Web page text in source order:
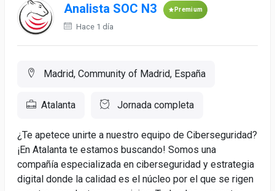
Analista SOC N3 Premium
Hace 1 día
Madrid, Community of Madrid, España
Atalanta Jornada completa
¿Te apetece unirte a nuestro equipo de Ciberseguridad?
¡En Atalanta te estamos buscando! Somos una
compañía especializada en ciberseguridad y estrategia
digital donde la calidad es el núcleo por el que se rigen